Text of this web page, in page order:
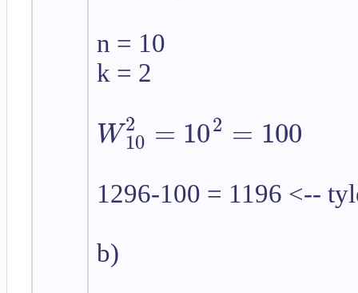
n = 10
k = 2
W2
10 = 102 = 100
1296-100 = 1196 <--
b)